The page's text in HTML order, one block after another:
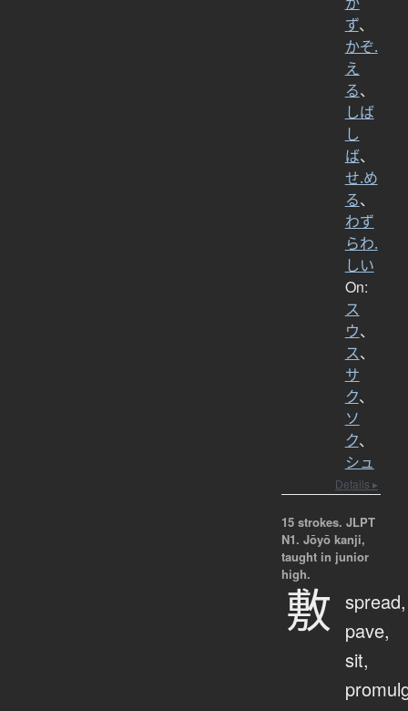
ず、
かぞ.
え
る、
しば
し
ば、
せ.め
る、
わず
らわ.
しい
On:
ス
ウ、
ス、
サ
ク、
ソ
ク、
シュ
Details ▸
15 strokes. JLPT
N1. Jōyō kanji,
taught in junior
high.
敷 spread,
pave,
sit,